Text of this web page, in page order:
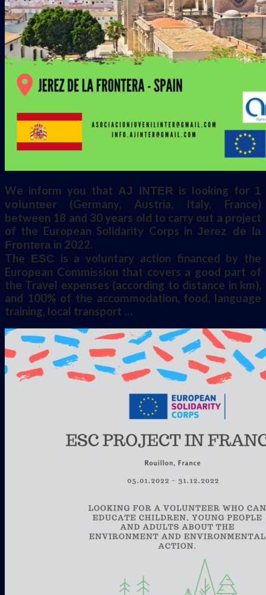
We inform you that AJ INTER is looking for 1
volunteer (Germany, Austria, Italy, France)
between 18 and 30 years old to carry out a project
of the European Solidarity Corps in Jerez de la
Frontera in 2022.
The ESC is a voluntary action financed by the
European Commission that covers a good part of
the Travel expenses (according to distance in km),
and 100% of the accommodation, food, language
training, local transport …